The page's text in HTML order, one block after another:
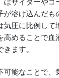
が溶け込んだも
気圧に比例して
高めることで血
ます。
可能なことで、